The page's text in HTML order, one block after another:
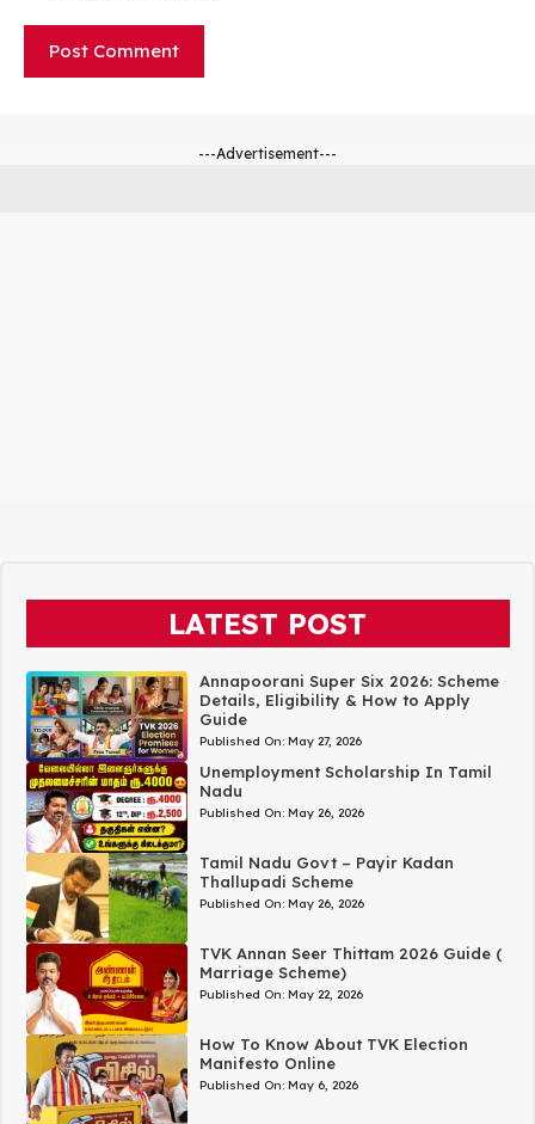
---Advertisement---
LATEST POST
Annapoorani Super Six 2026: Scheme
Details, Eligibility & How to Apply
Guide
Published On: May 27, 2026
Unemployment Scholarship In Tamil
Nadu
Published On: May 26, 2026
Tamil Nadu Govt – Payir Kadan
Thallupadi Scheme
Published On: May 26, 2026
TVK Annan Seer Thittam 2026 Guide (
Marriage Scheme)
Published On: May 22, 2026
How To Know About TVK Election
Manifesto Online
Published On: May 6, 2026